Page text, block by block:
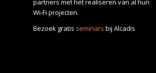
partners met het realiseren van al hun
Wi-Fi projecten.
Bezoek gratis seminars bij Alcadis